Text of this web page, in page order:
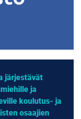
järjestävät
ja
koulutus- ja
osaajien